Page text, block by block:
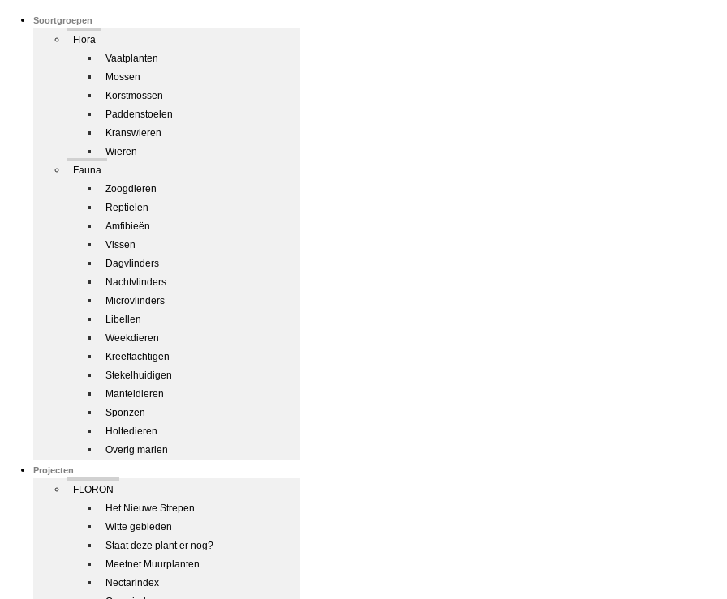
Soortgroepen
Flora
Vaatplanten
Mossen
Korstmossen
Paddenstoelen
Kranswieren
Wieren
Fauna
Zoogdieren
Reptielen
Amfibieën
Vissen
Dagvlinders
Nachtvlinders
Microvlinders
Libellen
Weekdieren
Kreeftachtigen
Stekelhuidigen
Manteldieren
Sponzen
Holtedieren
Overig marien
Projecten
FLORON
Het Nieuwe Strepen
Witte gebieden
Staat deze plant er nog?
Meetnet Muurplanten
Nectarindex